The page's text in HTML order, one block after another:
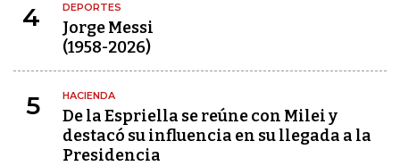
4 DEPORTES
Jorge Messi
(1958-2026)
5 HACIENDA
De la Espriella se reúne con Milei y
destacó su influencia en su llegada a la
Presidencia